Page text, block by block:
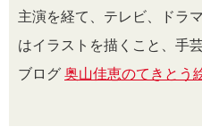
主演を経て、テレビ、ドラ
はイラストを描くこと、手芸
ブログ 奥山佳恵のてきとう